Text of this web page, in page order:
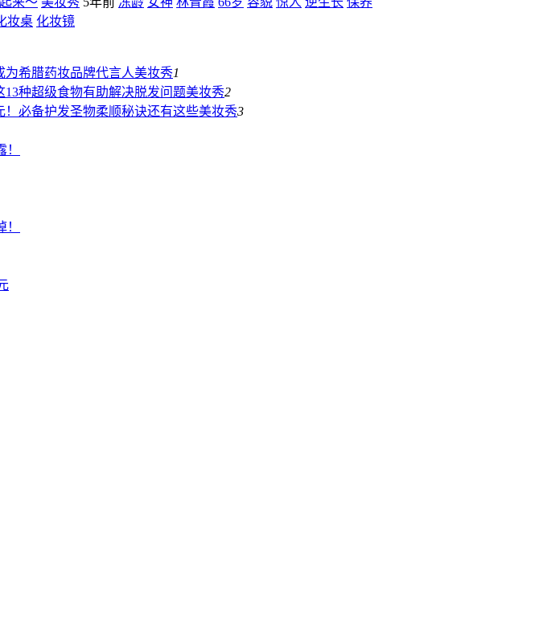
妆桌 化妆镜
为希腊药妆品牌代言人美妆秀1
13种超级食物有助解决脱发问题美妆秀2
！必备护发圣物柔顺秘诀还有这些美妆秀3